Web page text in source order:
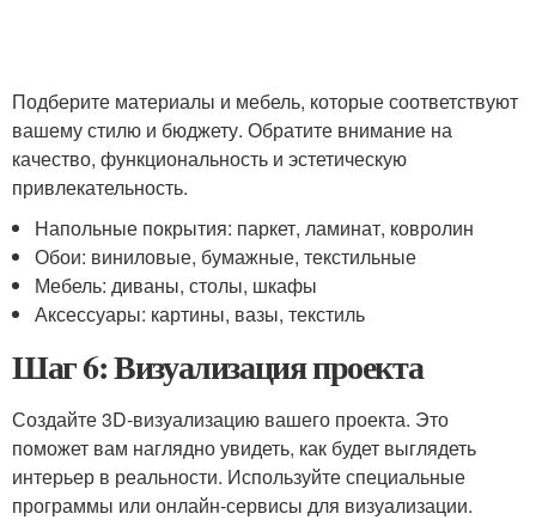
Подберите материалы и мебель, которые соответствуют
вашему стилю и бюджету. Обратите внимание на
качество, функциональность и эстетическую
привлекательность.
Напольные покрытия: паркет, ламинат, ковролин
Обои: виниловые, бумажные, текстильные
Мебель: диваны, столы, шкафы
Аксессуары: картины, вазы, текстиль
Шаг 6: Визуализация проекта
Создайте 3D-визуализацию вашего проекта. Это
поможет вам наглядно увидеть, как будет выглядеть
интерьер в реальности. Используйте специальные
программы или онлайн-сервисы для визуализации.